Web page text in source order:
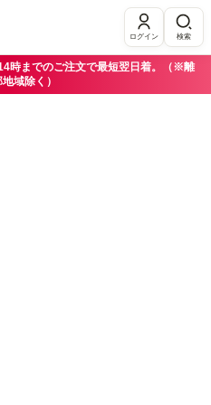
ログイン 検索
時までのご注文で最短翌日着。（※離
域除く）